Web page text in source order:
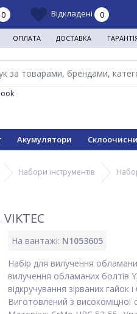
0 Відкладені 0
ОПЛАТА ДОСТАВКА
Акумулятори
Набори інструментів
На вантажі: N1053605
Набір для вилучення
вилучення обламаних болтів
відкручування зірваних гайок
Виготовлений з високоміцної